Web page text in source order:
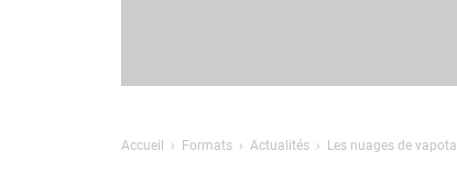
Accueil Formats Actualités Les nuages de